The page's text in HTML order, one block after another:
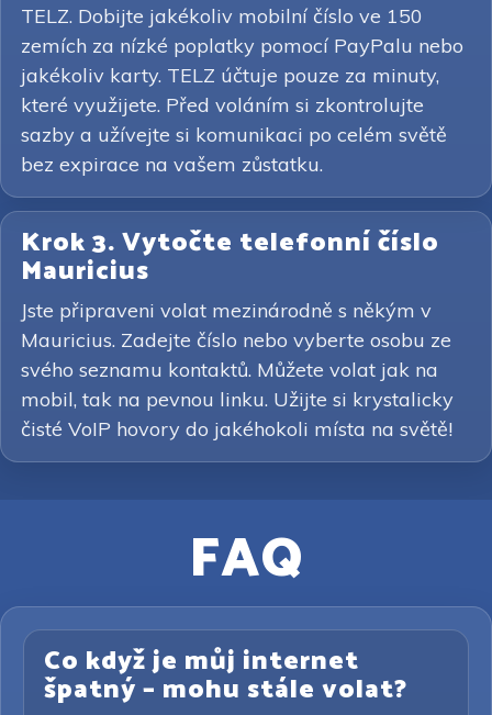
TELZ. Dobijte jakékoliv mobilní číslo ve 150
zemích za nízké poplatky pomocí PayPalu nebo
jakékoliv karty. TELZ účtuje pouze za minuty,
které využijete. Před voláním si zkontrolujte
sazby a užívejte si komunikaci po celém světě
bez expirace na vašem zůstatku.
Krok 3. Vytočte telefonní číslo
Mauricius
Jste připraveni volat mezinárodně s někým v
Mauricius. Zadejte číslo nebo vyberte osobu ze
svého seznamu kontaktů. Můžete volat jak na
mobil, tak na pevnou linku. Užijte si krystalicky
čisté VoIP hovory do jakéhokoli místa na světě!
FAQ
Co když je můj internet
špatný – mohu stále volat?